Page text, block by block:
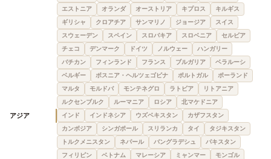
エストニア
オランダ オーストリア キプロス
キルギス
ギリシャ
クロアチア サンマリノ ジョージア
スイス
スウェーデン
スペイン スロバキア スロベニア
セルビア
チェコ
デンマーク ドイツ ノルウェー
ハンガリー
バチカン
フィンランド フランス ブルガリア
ベラルーシ
ベルギー
ボスニア・ヘルツェゴビナ ポルトガル
ポーランド
マルタ
モルドバ モンテネグロ ラトビア
リトアニア
ルクセンブルク
ルーマニア ロシア 北マケドニア
アジア インド インドネシア ウズベキスタン
カザフスタン
カンボジア
シンガポール スリランカ タイ
タジキスタン
トルクメニスタン
ネパール バングラデシュ
パキスタン
フィリピン
ベトナム マレーシア ミャンマー
モンゴル